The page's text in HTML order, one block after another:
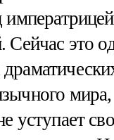
Сейчас это
уступает